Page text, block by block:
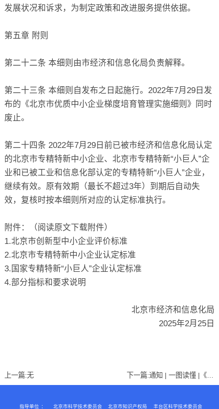
发展状况和诉求，为制定政策和改进服务提供依据。
第五章 附则
第二十二条 本细则由市经济和信息化局负责解释。
第二十三条 本细则自发布之日起施行。2022年7月29日发
布的《北京市优质中小企业梯度培育管理实施细则》同时
废止。
第二十四条 2022年7月29日前已被市经济和信息化局认定
的北京市专精特新中小企业、北京市专精特新“小巨人”企
业和已被工业和信息化部认定的专精特新“小巨人”企业，
继续有效。原有效期（最长不超过3年）到期后自动失
效，复核时按本细则所对应的认定标准执行。
附件：（阅读原文下载附件）
1.北京市创新型中小企业评价标准
2.北京市专精特新中小企业认定标准
3.国家专精特新“小巨人”企业认定标准
4.部分指标和要求说明
北京市经济和信息化局
2025年2月25日
上一篇:无 下一篇:
指导单位 ： 北京市科学技术委员会 北京市知识产权局 丰台区科学技术委员会